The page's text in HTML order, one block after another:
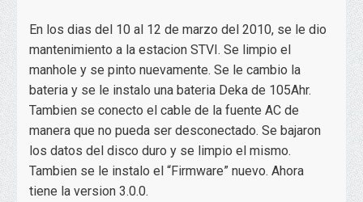
En los dias del 10 al 12 de marzo del 2010, se le dio
mantenimiento a la estacion STVI. Se limpio el
manhole y se pinto nuevamente. Se le cambio la
bateria y se le instalo una bateria Deka de 105Ahr.
Tambien se conecto el cable de la fuente AC de
manera que no pueda ser desconectado. Se bajaron
los datos del disco duro y se limpio el mismo.
Tambien se le instalo el “Firmware” nuevo. Ahora
tiene la version 3.0.0.